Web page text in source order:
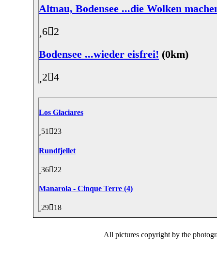
Altnau, Bodensee ...die Wolken
6 2
Bodensee ...wieder eisfrei! (0km)
2 4
Los Glaciares
51 23
Rundfjellet
36 22
Manarola - Cinque Terre (4)
29 18
All pictures copyright by the